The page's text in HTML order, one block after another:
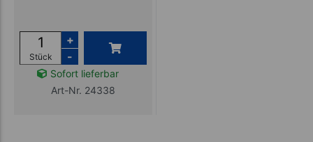
Stück
+
-
Sofort lieferbar
Art-Nr. 24338